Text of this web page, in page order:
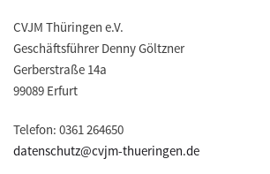
CVJM Thüringen e.V.
Geschäftsführer Denny Göltzner
Gerberstraße 14a
99089 Erfurt
Telefon: 0361 264650
datenschutz@cvjm-thueringen.de